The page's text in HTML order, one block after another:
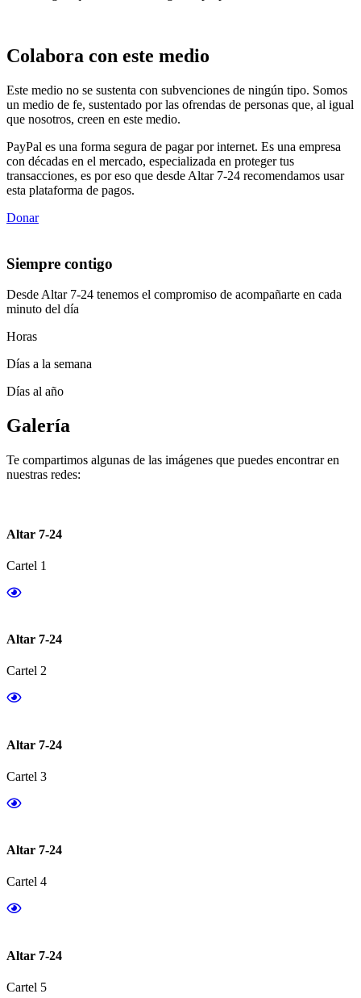
Colabora con este medio
Este medio no se sustenta con subvenciones de ningún tipo. Somos
un medio de fe, sustentado por las ofrendas de personas que, al igual
que nosotros, creen en este medio.
PayPal es una forma segura de pagar por internet. Es una empresa
con décadas en el mercado, especializada en proteger tus
transacciones, es por eso que desde Altar 7-24 recomendamos usar
esta plataforma de pagos.
Donar
Siempre contigo
Desde Altar 7-24 tenemos el compromiso de acompañarte en cada
minuto del día
Horas
Días a la semana
Días al año
Galería
Te compartimos algunas de las imágenes que puedes encontrar en
nuestras redes:
Altar 7-24
Cartel 1
Altar 7-24
Cartel 2
Altar 7-24
Cartel 3
Altar 7-24
Cartel 4
Altar 7-24
Cartel 5